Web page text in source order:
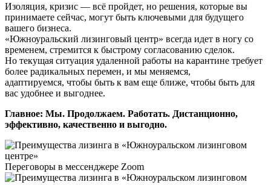
Изоляция, кризис — всё пройдет, но решения, которые вы
принимаете сейчас, могут быть ключевыми для будущего
вашего бизнеса.
«Южноуральский лизинговый центр» всегда идет в ногу со
временем, стремится к быстрому согласованию сделок.
Но текущая ситуация удаленной работы на карантине требует
более радикальных перемен, и мы меняемся,
адаптируемся, чтобы быть к вам еще ближе, чтобы быть для
вас удобнее и выгоднее.
Главное: Мы. Продолжаем. Работать. Дистанционно,
эффективно, качественно и выгодно.
Переговоры в мессенджере Zoom